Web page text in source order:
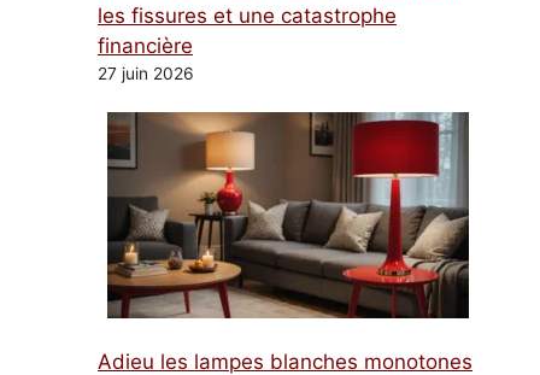
les fissures et une catastrophe
financière
27 juin 2026
Adieu les lampes blanches monotones